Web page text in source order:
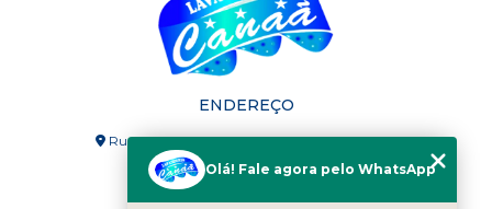
ENDEREÇO
Rua Serra dos Estrondos, 36 - Jardim Planalto
Carapicuíba - SP - 06362-320
Não Informado - Não Informado
Carapicuíba - SP - 00000-000
Olá! Fale agora pelo WhatsApp